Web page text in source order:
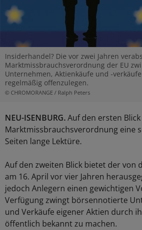
Insiderhandel? Die vor zwei Jahren
Marktmissbrauchsverordnung der EU
Unternehmen, Aktienkäufe und -
regelmäßig offenzulegen.
© CHROMORANGE / Ralph Peters
NEU-ISENBURG.Auf den ersten
Marktmissbrauchsverordnung eine
Seiten lange Lektüre.
Auf den zweiten Blick bietet der von
am 16. April vor vier Jahren
jedoch Anlegern einen gewichtigen
Verfügung zwingt börsennotierte
und Verkäufe eigener Aktien durch
öffentlich bekannt zu machen.